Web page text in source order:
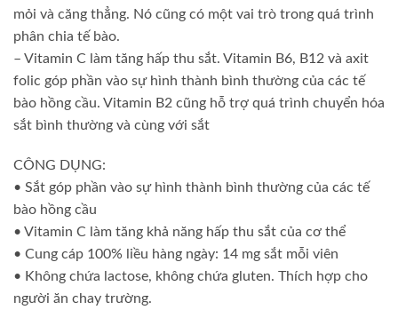
mỏi và căng thẳng. Nó cũng có một vai trò trong quá trình
phân chia tế bào.
– Vitamin C làm tăng hấp thu sắt. Vitamin B6, B12 và axit
folic góp phần vào sự hình thành bình thường của các tế
bào hồng cầu. Vitamin B2 cũng hỗ trợ quá trình chuyển hóa
sắt bình thường và cùng với sắt
CÔNG DỤNG:
• Sắt góp phần vào sự hình thành bình thường của các tế
bào hồng cầu
• Vitamin C làm tăng khả năng hấp thu sắt của cơ thể
• Cung cáp 100% liều hàng ngày: 14 mg sắt mỗi viên
• Không chứa lactose, không chứa gluten. Thích hợp cho
người ăn chay trường.